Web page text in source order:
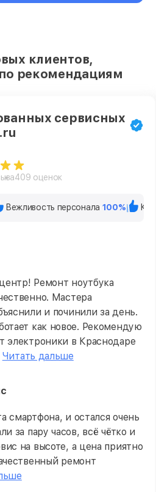
клиентов,
рекомендациям
сервисных
409 оценок
Вежливость персонала 100%
Ремонт ноутбука
Мастера
и починили за день.
как новое. Рекомендую
электроники в Краснодаре
Читать дальше
смартфона, и остался очень
за пару часов, всё чётко и
на высоте, а цена приятно
ремонт